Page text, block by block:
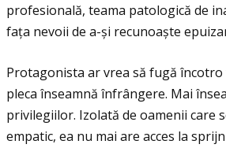
profesională, teama patologică de
faţa nevoii de a-și recunoaște
Protagonista ar vrea să fugă încotro
pleca înseamnă înfrângere. Mai
privilegiilor. Izolată de oamenii care
empatic, ea nu mai are acces la